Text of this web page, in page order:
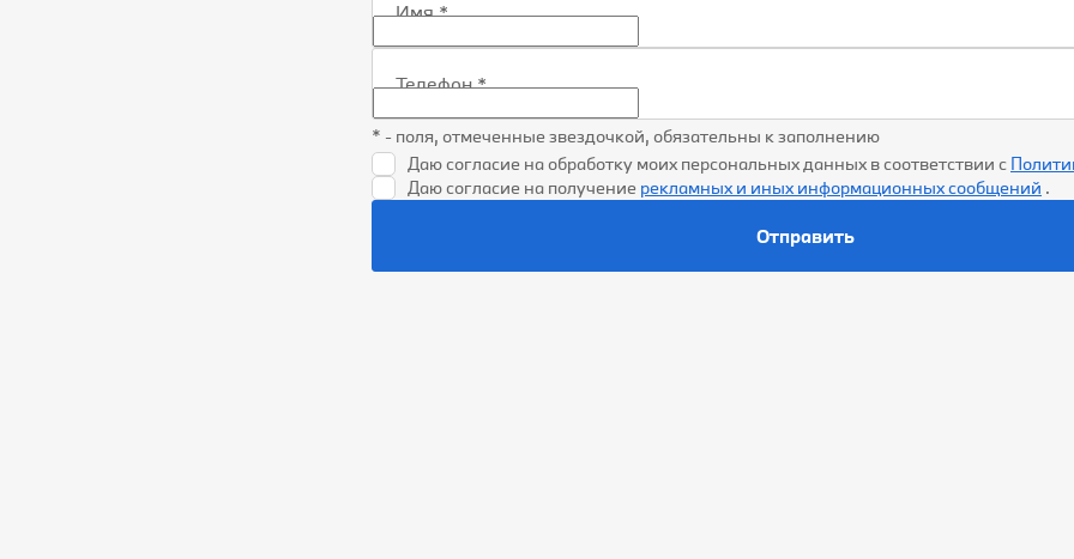
Имя*
Телефон*
* - поля, отмеченные звездочкой, обязательны к заполнению
Даю согласие на обработку моих персональных данных в соответствии с
Даю согласие на получение рекламных и иных информационных сообщений .
Отправить